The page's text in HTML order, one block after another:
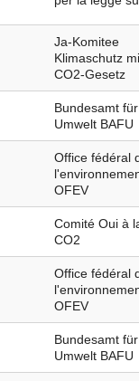
Ja-Komitee
Klimaschutz
CO2-Gesetz
Bundesamt für
Umwelt BAFU
Office fédéral
OFEV
Comité Oui à
CO2
Office fédéral
OFEV
Bundesamt für
Umwelt BAFU